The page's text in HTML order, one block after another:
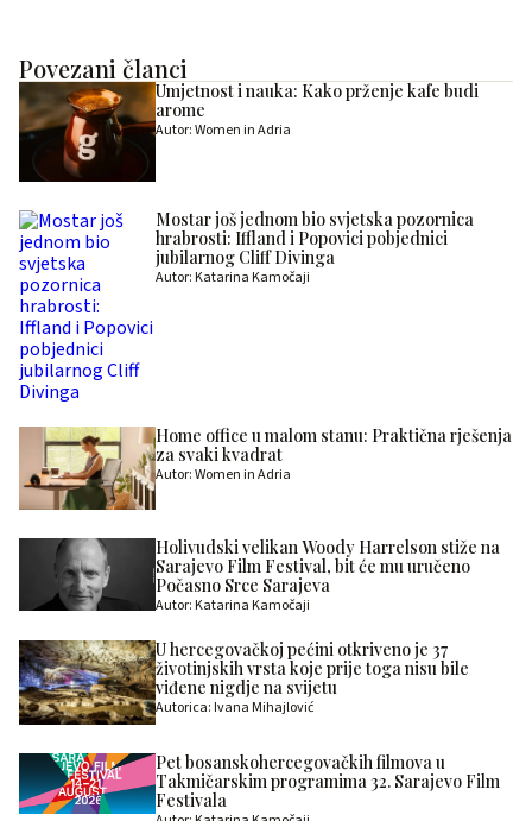
Povezani članci
Umjetnost i nauka: Kako prženje kafe budi
arome
Autor: Women in Adria
Mostar još jednom bio svjetska pozornica
hrabrosti: Iffland i Popovici pobjednici
jubilarnog Cliff Divinga
Autor: Katarina Kamočaji
Home office u malom stanu: Praktična rješenja
za svaki kvadrat
Autor: Women in Adria
Holivudski velikan Woody Harrelson stiže na
Sarajevo Film Festival, bit će mu uručeno
Počasno Srce Sarajeva
Autor: Katarina Kamočaji
U hercegovačkoj pećini otkriveno je 37
životinjskih vrsta koje prije toga nisu bile
viđene nigdje na svijetu
Autorica: Ivana Mihajlović
Pet bosanskohercegovačkih filmova u
Takmičarskim programima 32. Sarajevo Film
Festivala